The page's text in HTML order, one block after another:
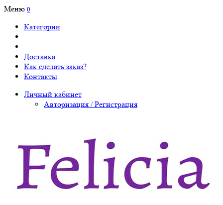
Меню 0
Категории
Доставка
Как сделать заказ?
Контакты
Личный кабинет
Авторизация / Регистрация